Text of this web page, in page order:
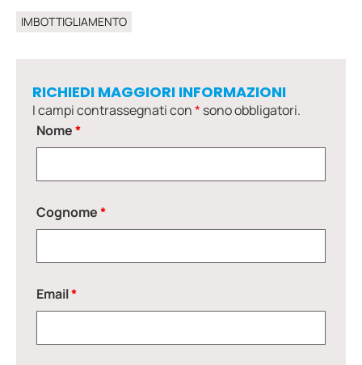
IMBOTTIGLIAMENTO
RICHIEDI MAGGIORI INFORMAZIONI
I campi contrassegnati con* sono obbligatori.
Nome*
Cognome*
Email*